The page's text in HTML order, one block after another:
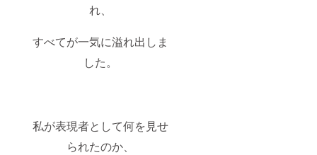
れ、
すべてが一気に溢れ出しま
した。
私が表現者として何を見せ
られたのか、